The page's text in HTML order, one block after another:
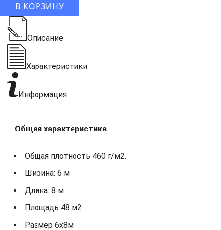
В КОРЗИНУ
Описание
Характеристики
Информация
Общая характеристика
Общая плотность 460 г/м2.
Ширина: 6 м
Длина: 8 м
Площадь 48 м2
Размер 6х8м